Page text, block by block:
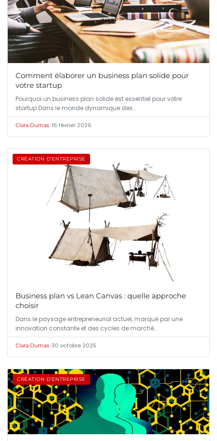
Comment élaborer un business plan solide pour
votre startup
Pourquoi un business plan solide est essentiel pour votre
startup Dans le monde dynamique des…
Clara Dumas•16 février 2026
CRÉATION D’ENTREPRISE
Business plan vs Lean Canvas : quelle approche
choisir
Dans le paysage entrepreneurial actuel, marqué par une
innovation constante et des cycles de marché…
Clara Dumas•30 octobre 2025
CRÉATION D’ENTREPRISE